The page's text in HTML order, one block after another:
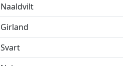
Naaldvilt
Girland
Svart